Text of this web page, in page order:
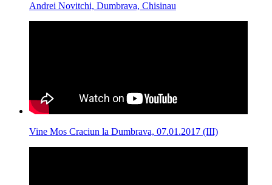
Andrei Novitchi, Dumbrava, Chisinau
Vine Mos Craciun la Dumbrava, 07.01.2017 (III)